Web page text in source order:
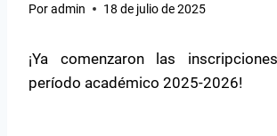
Poradmin 18 de julio de 2025
¡Ya comenzaron las
período académico 2025-2026!